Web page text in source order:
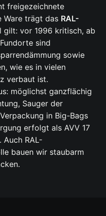
freigezeichnete
Ware trägt das RAL-
gilt: vor 1996 kritisch, ab
sind
sowie
wie es in vielen
verbaut ist.
möglichst ganzflächig
Sauger der
in Big-Bags
erfolgt als AVV 17
RAL-
bauen wir staubarm